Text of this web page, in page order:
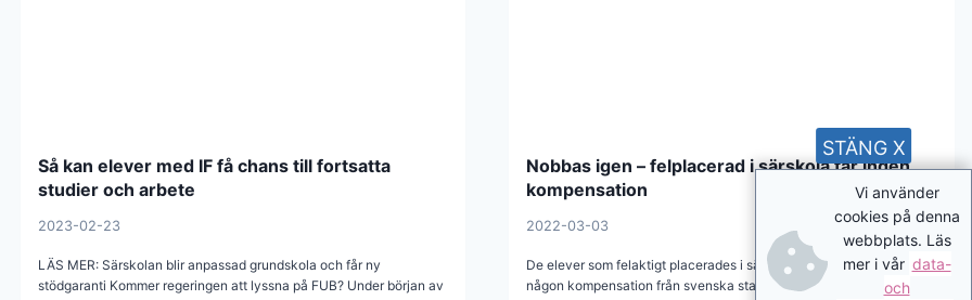
Så kan elever med IF få chans till fortsatta
studier och arbete
2023-02-23
LÄS MER: Särskolan blir anpassad grundskola och får ny
stödgaranti Kommer regeringen att lyssna på FUB? Under början av
Nobbas igen – felplacerad i särskola får ingen
kompensation
2022-03-03
De elever som felaktigt placerades i särskolan kommer inte att få
någon kompensation från svenska staten. Det beskedet ger
Vi använder
cookies på denna
webbplats. Läs
mer i vår data-
och
STÄNG X